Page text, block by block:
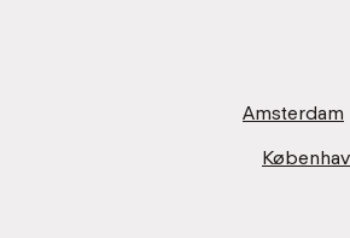
Amsterdam